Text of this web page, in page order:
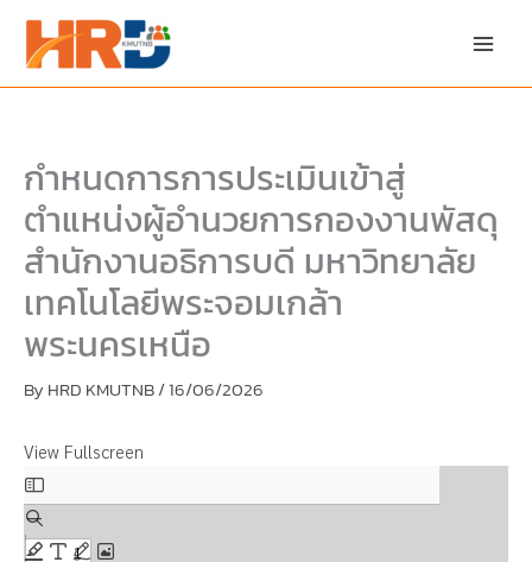
content
กำหนดการการประเมินเข้าสู่
ตำแหน่งผู้อำนวยการกองงานพัสดุ
สำนักงานอธิการบดี มหาวิทยาลัย
เทคโนโลยีพระจอมเกล้า
พระนครเหนือ
By HRD KMUTNB/16/06/2026
View Fullscreen
PDF